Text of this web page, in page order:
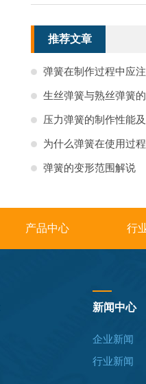
推荐文章
弹簧在制作过程中应
生丝弹簧与熟丝弹簧
压力弹簧的制作性能
为什么弹簧在使用过
弹簧的变形范围解说
产品中心 行
新闻中心
企业新闻
行业新闻